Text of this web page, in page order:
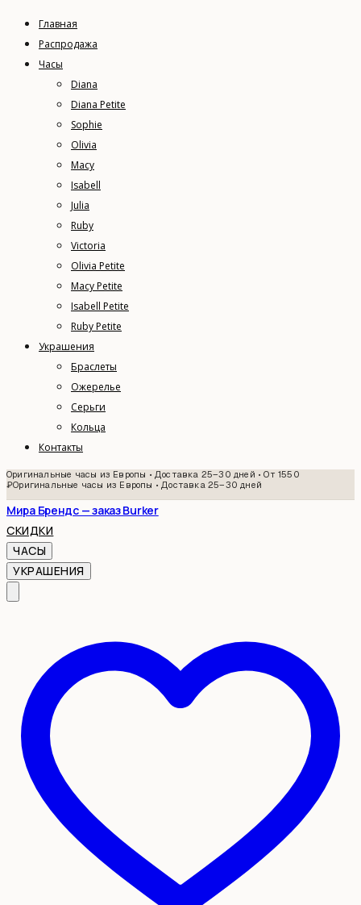
Главная
Распродажа
Часы
Diana
Diana Petite
Sophie
Olivia
Macy
Isabell
Julia
Ruby
Victoria
Olivia Petite
Macy Petite
Isabell Petite
Ruby Petite
Украшения
Браслеты
Ожерелье
Серьги
Кольца
Контакты
Оригинальные часы из Европы • Доставка 25–30 дней • От 1550
₽Оригинальные часы из Европы • Доставка 25–30 дней
Мира Брендс — заказ Burker
СКИДКИ
ЧАСЫ
УКРАШЕНИЯ